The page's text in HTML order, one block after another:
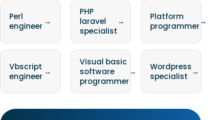
Perl
engineer →
PHP
laravel
specialist
→
Platform
programmer→
Vbscript
engineer →
Visual basic
software
programmer
→
Wordpress
specialist →